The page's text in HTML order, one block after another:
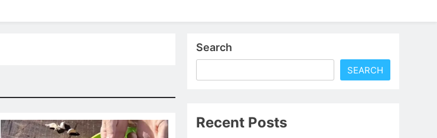
Search
SEARCH
Recent Posts